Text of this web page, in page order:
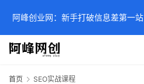
首页 SEO实战课程
阿峰创业网：新手打破信息差第一站